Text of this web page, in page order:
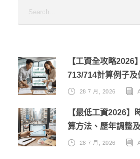
【工資全攻略2026
713/714計算例子及
28 7 月, 2026
【最低工資2026】
算方法、歷年調整
28 7 月, 2026